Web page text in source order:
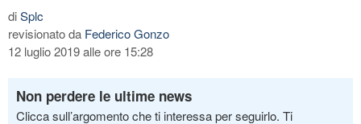
diSplc
revisionato da Federico Gonzo
12 luglio 2019 alle ore 15:28
Non perdere le ultime news
Clicca sull’argomento che ti interessa per seguirlo. Ti